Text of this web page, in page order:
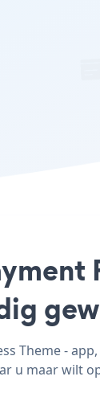
Theme -
u maar wilt